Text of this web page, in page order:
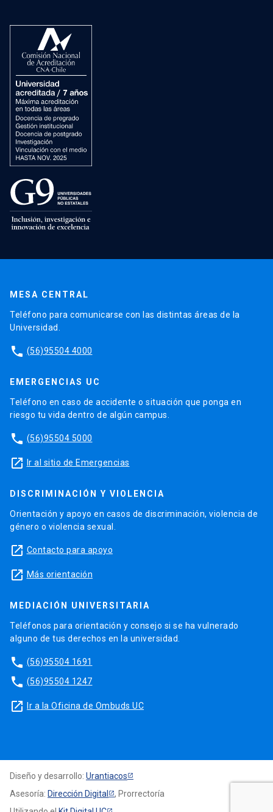
MESA CENTRAL
Teléfono para comunicarse con las distintas áreas de la
Universidad.
phone (56)95504 4000
EMERGENCIAS UC
Teléfono en caso de accidente o situación que ponga en
riesgo tu vida dentro de algún campus.
phone (56)95504 5000
launch Ir al sitio de Emergencias
DISCRIMINACIÓN Y VIOLENCIA
Orientación y apoyo en casos de discriminación, violencia de
género o violencia sexual.
launch Contacto para apoyo
launch Más orientación
MEDIACIÓN UNIVERSITARIA
Teléfonos para orientación y consejo si se ha vulnerado
alguno de tus derechos en la universidad.
phone (56)95504 1691
phone (56)95504 1247
launch Ir a la Oficina de Ombuds UC
Diseño y desarrollo: Urantiacos
Asesoría: Dirección Digital
, Prorrectoría